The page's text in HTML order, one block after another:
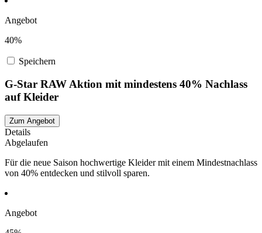
Angebot
40%
Speichern
G-Star RAW Aktion mit mindestens 40% Nachlass
auf Kleider
Zum Angebot
Details
Abgelaufen
Für die neue Saison hochwertige Kleider mit einem Mindestnachlass
von 40% entdecken und stilvoll sparen.
Angebot